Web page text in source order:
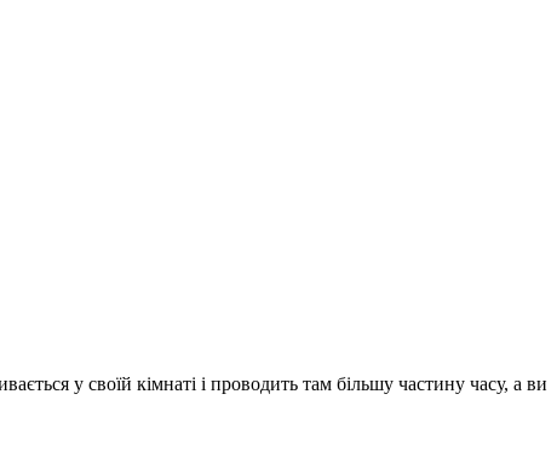
у своїй кімнаті і проводить там більшу частину часу, а ви